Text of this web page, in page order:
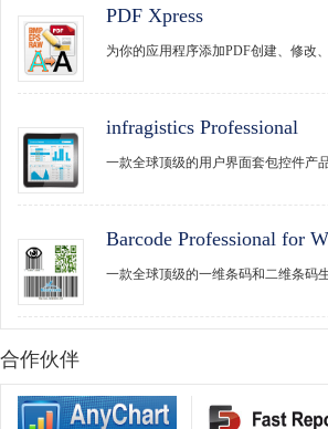
PDF Xpress
为你的应用程序添加PDF创建、修改
infragistics Professional
一款全球顶级的用户界面套包控件产
Barcode Professional for
一款全球顶级的一维条码和二维条码
合作伙伴